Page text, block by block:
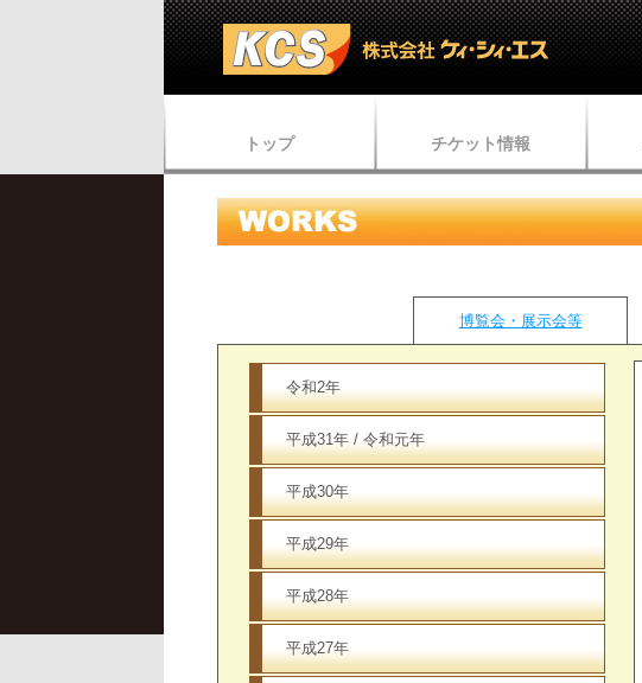
トップ チケット情報
博覧会・展示会等
令和2年
平成31年 / 令和元年
平成30年
平成29年
平成28年
平成27年